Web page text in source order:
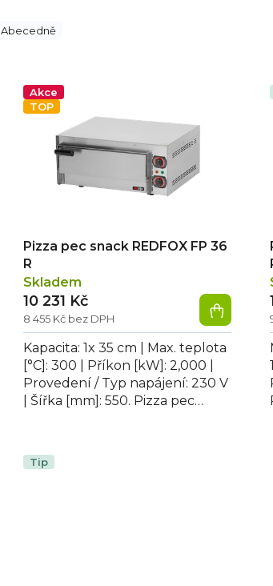
Abecedně
Akce
TOP
Pizza pec snack REDFOX FP 36
R
Skladem
8 455 Kč bez DPH
10 231 Kč
Kapacita: 1x 35 cm | Max. teplota
[°C]: 300 | Příkon [kW]: 2,000 |
Provedení / Typ napájení: 230 V
| Šířka [mm]: 550. Pizza pec
Tip